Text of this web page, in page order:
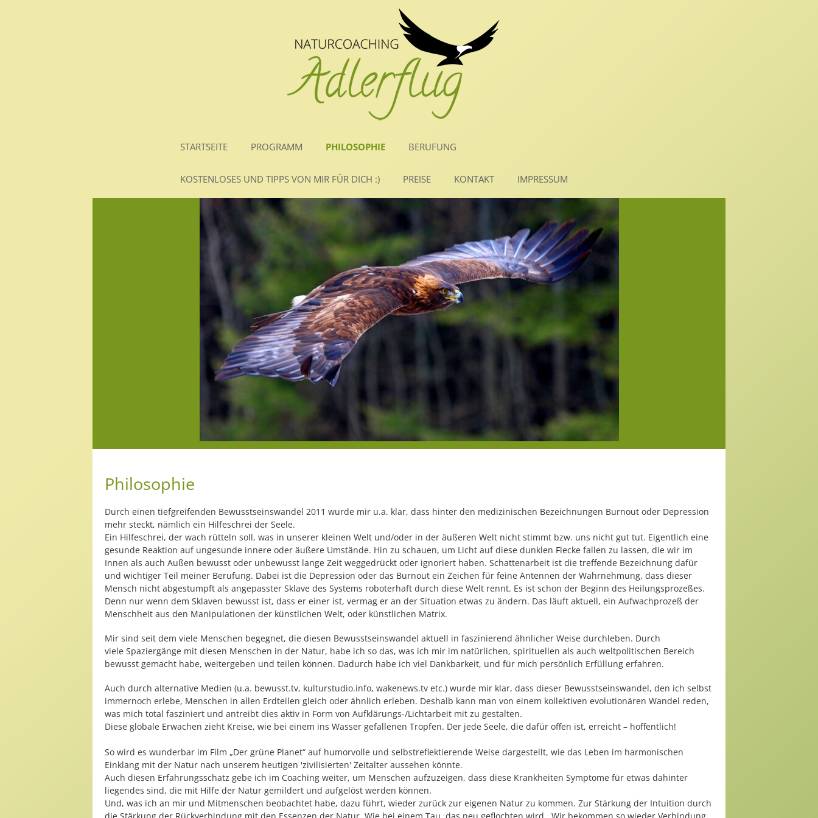
STARTSEITE PROGRAMM PHILOSOPHIE BERUFUNG
KOSTENLOSES UND TIPPS VON MIR FÜR DICH :) PREISE KONTAKT IMPRESSUM
Philosophie
Durch einen tiefgreifenden Bewusstseinswandel 2011 wurde mir u.a. klar, dass hinter den medizinischen Bezeichnungen Burnout oder Depression
mehr steckt, nämlich ein Hilfeschrei der Seele.
Ein Hilfeschrei, der wach rütteln soll, was in unserer kleinen Welt und/oder in der äußeren Welt nicht stimmt bzw. uns nicht gut tut. Eigentlich eine
gesunde Reaktion auf ungesunde innere oder äußere Umstände. Hin zu schauen, um Licht auf diese dunklen Flecke fallen zu lassen, die wir im
Innen als auch Außen bewusst oder unbewusst lange Zeit weggedrückt oder ignoriert haben. Schattenarbeit ist die treffende Bezeichnung dafür
und wichtiger Teil meiner Berufung. Dabei ist die Depression oder das Burnout ein Zeichen für feine Antennen der Wahrnehmung, dass dieser
Mensch nicht abgestumpft als angepasster Sklave des Systems roboterhaft durch diese Welt rennt. Es ist schon der Beginn des Heilungsprozeßes.
Denn nur wenn dem Sklaven bewusst ist, dass er einer ist, vermag er an der Situation etwas zu ändern. Das läuft aktuell, ein Aufwachprozeß der
Menschheit aus den Manipulationen der künstlichen Welt, oder künstlichen Matrix.
Mir sind seit dem viele Menschen begegnet, die diesen Bewusstseinswandel aktuell in faszinierend ähnlicher Weise durchleben. Durch
viele Spaziergänge mit diesen Menschen in der Natur, habe ich so das, was ich mir im natürlichen, spirituellen als auch weltpolitischen Bereich
bewusst gemacht habe, weitergeben und teilen können. Dadurch habe ich viel Dankbarkeit, und für mich persönlich Erfüllung erfahren.
Auch durch alternative Medien (u.a. bewusst.tv, kulturstudio.info, wakenews.tv etc.) wurde mir klar, dass dieser Bewusstseinswandel, den ich selbst
immernoch erlebe, Menschen in allen Erdteilen gleich oder ähnlich erleben. Deshalb kann man von einem kollektiven evolutionären Wandel reden,
was mich total fasziniert und antreibt dies aktiv in Form von Aufklärungs-/Lichtarbeit mit zu gestalten.
Diese globale Erwachen zieht Kreise, wie bei einem ins Wasser gefallenen Tropfen. Der jede Seele, die dafür offen ist, erreicht – hoffentlich!
So wird es wunderbar im Film „Der grüne Planet“ auf humorvolle und selbstreflektierende Weise dargestellt, wie das Leben im harmonischen
Einklang mit der Natur nach unserem heutigen 'zivilisierten' Zeitalter aussehen könnte.
Auch diesen Erfahrungsschatz gebe ich im Coaching weiter, um Menschen aufzuzeigen, dass diese Krankheiten Symptome für etwas dahinter
liegendes sind, die mit Hilfe der Natur gemildert und aufgelöst werden können.
Und, was ich an mir und Mitmenschen beobachtet habe, dazu führt, wieder zurück zur eigenen Natur zu kommen. Zur Stärkung der Intuition durch